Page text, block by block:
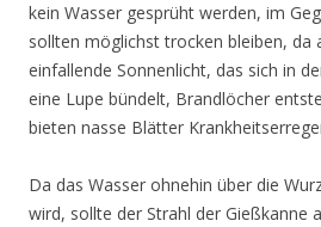
kein Wasser gesprüht werden, im
sollten möglichst trocken bleiben, da
einfallende Sonnenlicht, das sich in
eine Lupe bündelt, Brandlöcher
bieten nasse Blätter
Da das Wasser ohnehin über die
wird, sollte der Strahl der Gießkanne